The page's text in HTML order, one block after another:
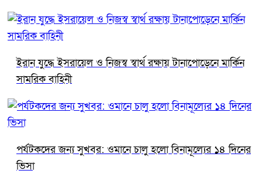
ইরান যুদ্ধে ইসরায়েল ও নিজস্ব স্বার্থ রক্ষায় টানাপোড়েনে মার্কিন
সামরিক বাহিনী
পর্যটকদের জন্য সুখবর: ওমানে চালু হলো বিনামূল্যের ১৪ দিনের
ভিসা